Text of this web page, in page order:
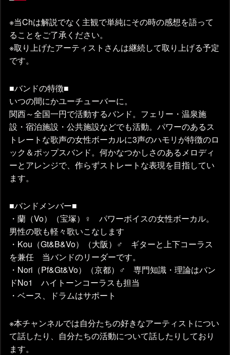
※当Chは解説でなく主観で単純にその時の感想を語って
ることをご了承ください。
※取り上げたアーティストさんは継続して取り上げる予定
です。
■バンドの特徴■
いつの間にかユーチューバーに。
関西～全国一円で活動するバンド。フェリー・温泉施
設・宿泊施設・公共施設などでも活動。パワーのあるス
トレートな歌声の女性ボーカルに3声のハモリが特徴のロ
ック＆ポップスバンド。何かなつかしさのあるメロディ
ーとアレンジで、作らずストレートな表現を目指してい
ます。
■バンドメンバー■
・蘭（Vo）（宝塚）♀ パワーボイスの女性ボーカル。
男性の歌も軽々歌いこなします
・Kou（Gt&B&Vo）（大阪）♂ ギターと上下コーラス
を兼任 当バンドのリーダーです。
・Nori（Pf&Gt&Vo）（京都）♂ 専門知識・理論はバン
ドNo1 ハイトーンコーラスも担当
・ベース、ドラムはサポート
※本チャンネルでは自分たちの好きなアーティストについ
て話したり、自分たちの活動について話したりしており
ます。